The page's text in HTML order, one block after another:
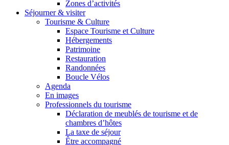
Zones d’activités
Séjourner & visiter
Tourisme & Culture
Espace Tourisme et Culture
Hébergements
Patrimoine
Restauration
Randonnées
Boucle Vélos
Agenda
En images
Professionnels du tourisme
Déclaration de meublés de tourisme et de
chambres d’hôtes
La taxe de séjour
Être accompagné